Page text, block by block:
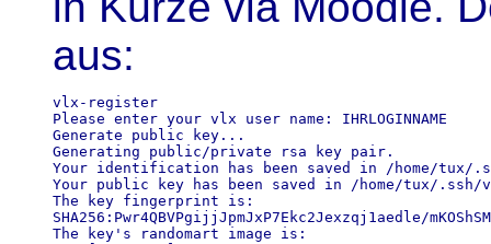
aus:
vlx-register
Please enter your vlx user name: IHRLOGINNAME
Generate public key...
Generating public/private rsa key pair.
Your identification has been saved in /home/tux/
Your public key has been saved in /home/tux/
The key fingerprint is:
SHA256:Pwr4QBVPgijjJpmJxP7Ekc2Jexzqj1aedle/
The key's randomart image is: